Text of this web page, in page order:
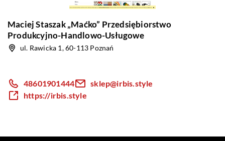
Maciej Staszak „Maćko” Przedsiębiorstwo
Produkcyjno-Handlowo-Usługowe
ul. Rawicka 1, 60-113 Poznań
48601901444
sklep@irbis.style
https://irbis.style